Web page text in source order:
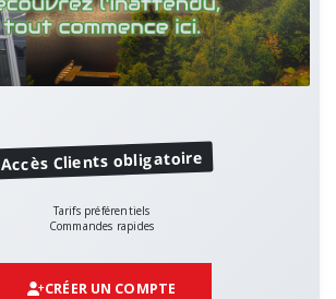
Accès Clients obligatoire
Tarifs préférentiels
Commandes rapides
CRÉER UN COMPTE